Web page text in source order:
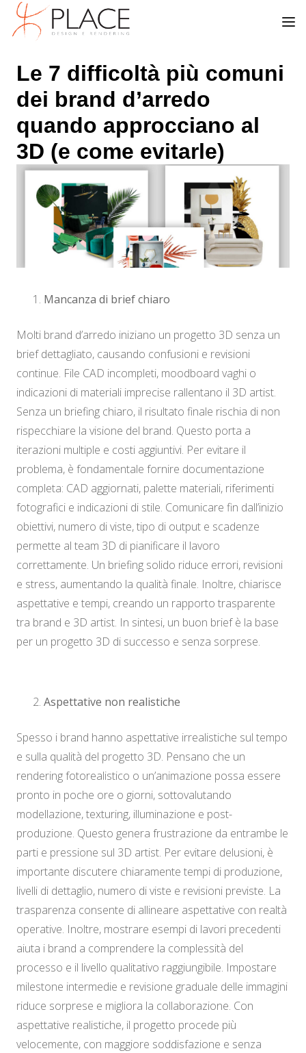
Le 7 difficoltà più comuni
dei brand d’arredo
quando approcciano al
3D (e come evitarle)
Mancanza di brief chiaro
Molti brand d’arredo iniziano un progetto 3D senza un
brief dettagliato, causando confusioni e revisioni
continue. File CAD incompleti, moodboard vaghi o
indicazioni di materiali imprecise rallentano il 3D artist.
Senza un briefing chiaro, il risultato finale rischia di non
rispecchiare la visione del brand. Questo porta a
iterazioni multiple e costi aggiuntivi. Per evitare il
problema, è fondamentale fornire documentazione
completa: CAD aggiornati, palette materiali, riferimenti
fotografici e indicazioni di stile. Comunicare fin dall’inizio
obiettivi, numero di viste, tipo di output e scadenze
permette al team 3D di pianificare il lavoro
correttamente. Un briefing solido riduce errori, revisioni
e stress, aumentando la qualità finale. Inoltre, chiarisce
aspettative e tempi, creando un rapporto trasparente
tra brand e 3D artist. In sintesi, un buon brief è la base
per un progetto 3D di successo e senza sorprese.
Aspettative non realistiche
Spesso i brand hanno aspettative irrealistiche sul tempo
e sulla qualità del progetto 3D. Pensano che un
rendering fotorealistico o un’animazione possa essere
pronto in poche ore o giorni, sottovalutando
modellazione, texturing, illuminazione e post-
produzione. Questo genera frustrazione da entrambe le
parti e pressione sul 3D artist. Per evitare delusioni, è
importante discutere chiaramente tempi di produzione,
livelli di dettaglio, numero di viste e revisioni previste. La
trasparenza consente di allineare aspettative con realtà
operative. Inoltre, mostrare esempi di lavori precedenti
aiuta i brand a comprendere la complessità del
processo e il livello qualitativo raggiungibile. Impostare
milestone intermedie e revisione graduale delle immagini
riduce sorprese e migliora la collaborazione. Con
aspettative realistiche, il progetto procede più
velocemente, con maggiore soddisfazione e senza